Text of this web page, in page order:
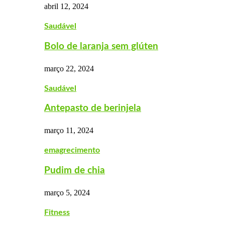
abril 12, 2024
Saudável
Bolo de laranja sem glúten
março 22, 2024
Saudável
Antepasto de berinjela
março 11, 2024
emagrecimento
Pudim de chia
março 5, 2024
Fitness